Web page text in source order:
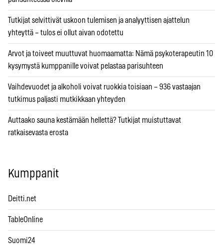
Tutkijat selvittivät uskoon tulemisen ja analyyttisen ajattelun
yhteyttä – tulos ei ollut aivan odotettu
Arvot ja toiveet muuttuvat huomaamatta: Nämä psykoterapeutin 10
kysymystä kumppanille voivat pelastaa parisuhteen
Vaihdevuodet ja alkoholi voivat ruokkia toisiaan – 936 vastaajan
tutkimus paljasti mutkikkaan yhteyden
Auttaako sauna kestämään hellettä? Tutkijat muistuttavat
ratkaisevasta erosta
Kumppanit
Deitti.net
TableOnline
Suomi24